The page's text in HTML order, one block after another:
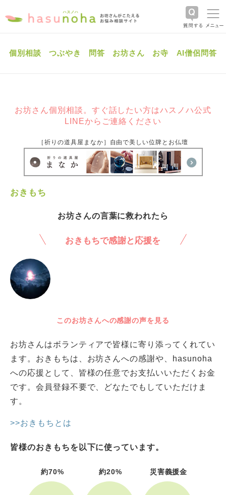
個別相談 つぶやき 問答 お坊さん お寺 AI僧侶問答
お坊さん個別相談。すぐ話したい方はハスノハ公式
LINEからご連絡ください
［祈りの道具屋まなか］自由で美しい位牌とお仏壇
おきもち
お坊さんの言葉に救われたら
おきもちで感謝と応援を
このお坊さんへの感謝の声を見る
お坊さんはボランティアで皆様に寄り添ってくれてい
ます。おきもちは、お坊さんへの感謝や、hasunoha
への応援として、皆様の任意でお支払いいただくお金
です。会員登録不要で、どなたでもしていただけま
す。
>>おきもちとは
皆様のおきもちを以下に使っています。
約70% 約20% 災害義援金